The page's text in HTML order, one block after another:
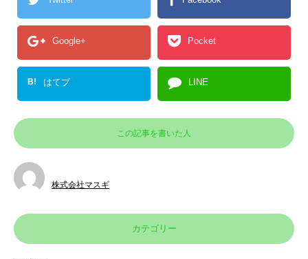
Google+ Pocket
B! はてブ LINE
この記事を書いた人
株式会社マスギ
カテゴリー